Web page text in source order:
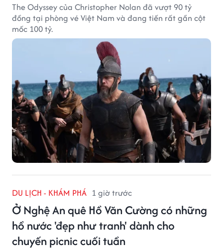
The Odyssey của Christopher Nolan đã vượt 90 tỷ
đồng tại phòng vé Việt Nam và đang tiến rất gần cột
mốc 100 tỷ.
DU LỊCH - KHÁM PHÁ 1 giờ trước
Ở Nghệ An quê Hồ Văn Cường có những
hồ nước 'đẹp như tranh' dành cho
chuyến picnic cuối tuần